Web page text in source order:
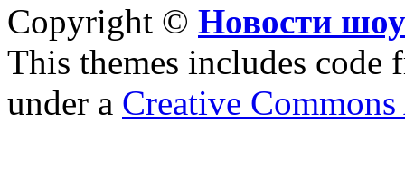
Copyright © Новости
This themes includes code
under a Creative